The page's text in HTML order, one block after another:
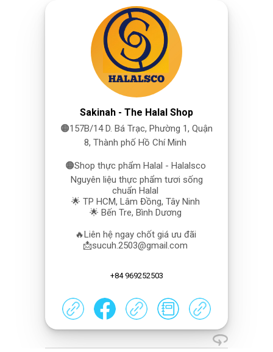
Sakinah - The Halal Shop
🟠157B/14 D. Bá Trạc, Phường 1, Quận
8, Thành phố Hồ Chí Minh
🟠Shop thực phẩm Halal - Halalsco
Nguyên liệu thực phẩm tươi sống
chuẩn Halal
🌟 TP HCM, Lâm Đồng, Tây Ninh
🌟 Bến Tre, Bình Dương
🔥Liên hệ ngay chốt giá ưu đãi
📩sucuh.2503@gmail.com
+84 969252503